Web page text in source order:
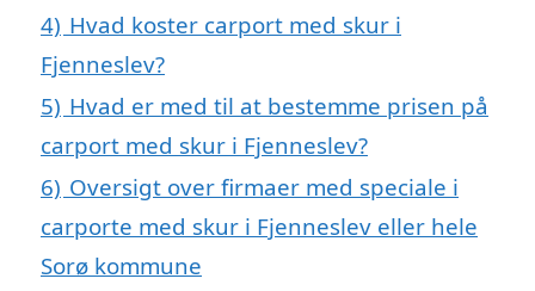
4) Hvad koster carport med skur i
Fjenneslev?
5) Hvad er med til at bestemme prisen på
carport med skur i Fjenneslev?
6) Oversigt over firmaer med speciale i
carporte med skur i Fjenneslev eller hele
Sorø kommune